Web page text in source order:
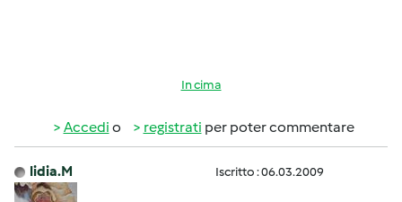
In cima
Accedi o registrati per poter commentare
lidia.M Iscritto : 06.03.2009